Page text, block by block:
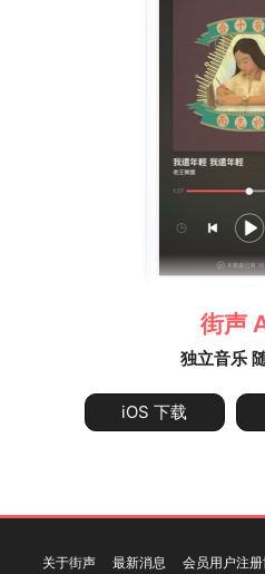
街声
独立音乐
iOS 下载
关于街声 最新消息 会员用户注册